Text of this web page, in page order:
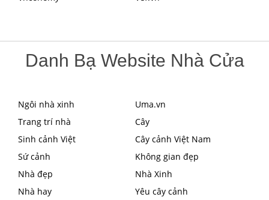
Danh Bạ Website Nhà Cửa
Ngôi nhà xinh
Uma.vn
Trang trí nhà
Cây
Sinh cảnh Việt
Cây cảnh Việt Nam
Sứ cảnh
Không gian đẹp
Nhà đẹp
Nhà Xinh
Nhà hay
Yêu cây cảnh